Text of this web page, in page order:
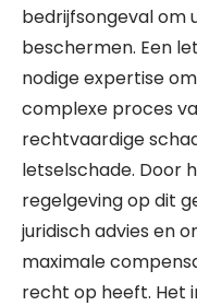
bedrijfsongeval om
beschermen. Een
nodige expertise
complexe proces
rechtvaardige
letselschade. Door
regelgeving op dit
juridisch advies en
maximale
recht op heeft. Het